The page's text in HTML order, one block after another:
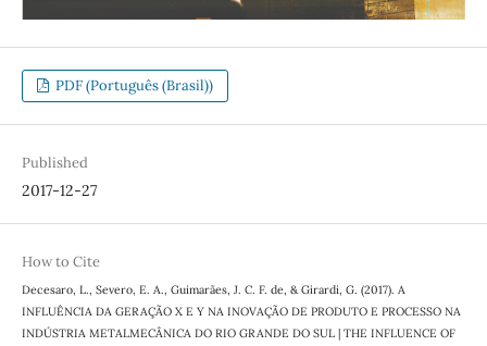
PDF (Português (Brasil))
Published
2017-12-27
How to Cite
Decesaro, L., Severo, E. A., Guimarães, J. C. F. de, & Girardi, G. (2017). A
INFLUÊNCIA DA GERAÇÃO X E Y NA INOVAÇÃO DE PRODUTO E PROCESSO NA
INDÚSTRIA METALMECÂNICA DO RIO GRANDE DO SUL | THE INFLUENCE OF